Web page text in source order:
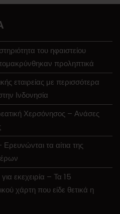
του ηφαιστείου
προληπτικά
εταιρείας με περισσότερα
Ινδονησία
Χερσόνησος – Ανάσες
τα αίτια της
εκεχειρία – Τα 15
χάρτη που είδε θετικά η